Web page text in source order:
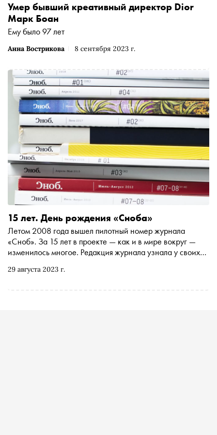
Анна Вострикова 8 сентября 2023 г.
Умер бывший креативный директор Dior
Марк Боан
Ему было 97 лет
29 августа 2023 г.
15 лет. День рождения «Сноба»
Летом 2008 года вышел пилотный номер журнала
«Сноб». За 15 лет в проекте — как и в мире вокруг —
изменилось многое. Редакция журнала узнала у своих
познакомились с изданием и кто, по их мнению,